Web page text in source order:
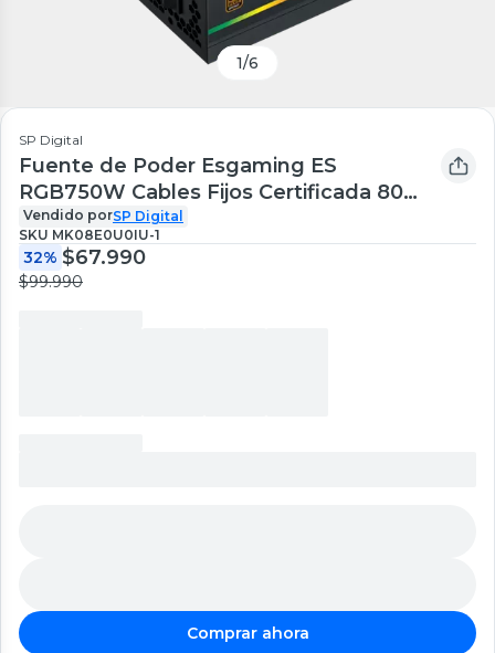
1/6
SP Digital
Fuente de Poder Esgaming ES
RGB750W Cables Fijos Certificada 80
PLUS Bronze ATX
Vendido porSP Digital
SKU MK08E0U0IU-1
32% $67.990
$99.990
Comprar ahora